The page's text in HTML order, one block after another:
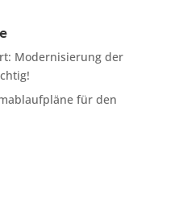
Modernisierung der
für den